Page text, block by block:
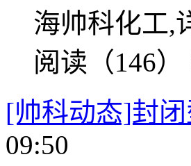
海帅科化工,
阅读（146）
[帅科动态]封
09:50